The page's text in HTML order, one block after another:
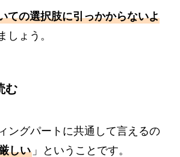
ての選択肢に引っかからないよ
しょう。
む
ングパートに共通して言えるの
しい」ということです。